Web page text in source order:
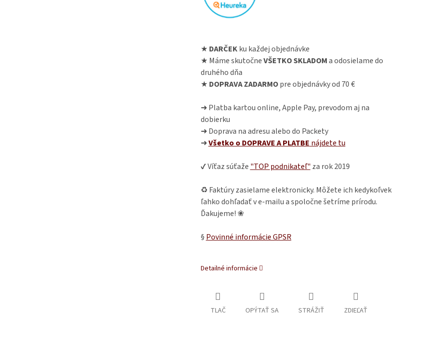
★ DARČEKku každej objednávke
★ Máme skutočneVŠETKO SKLADOMa odosielame do
druhého dňa
★ DOPRAVA ZADARMOpre objednávky od 70 €
➜ Platba kartou online, Apple Pay, prevodom aj na
dobierku
➜ Doprava na adresu alebo do Packety
➜Všetko o DOPRAVE A PLATBE nájdete tu
✔ Víťaz súťaže "TOP podnikateľ" za rok 2019
♻ Faktúry zasielame elektronicky. Môžete ich kedykoľvek
ľahko dohľadať v e-mailu a spoločne šetríme prírodu.
Ďakujeme! ❀
§ Povinné informácie GPSR
Detailné informácie
TLAČ OPÝTAŤ SA STRÁŽIŤ ZDIEĽAŤ